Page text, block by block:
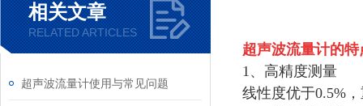
相关文章
RELATED ARTICLES
超声波流量计使用与常见问题
超声波流量计的特
1、高精度测量
线性度优于0.5%